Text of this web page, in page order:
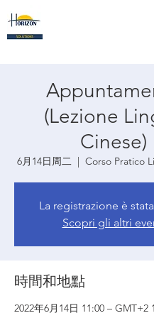
(Lezione
Cinese)
6月14日周二
  |
Corso Pratico
La registrazione è
Scopri gli altri
時間和地點
2022年6月14日 11:00 – GMT+2